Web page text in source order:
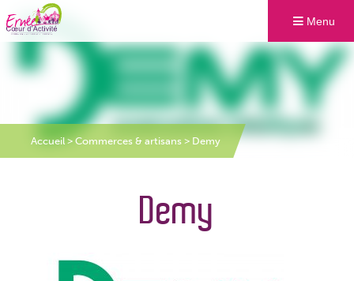
Menu
Accueil> Commerces & artisans > Demy
Demy